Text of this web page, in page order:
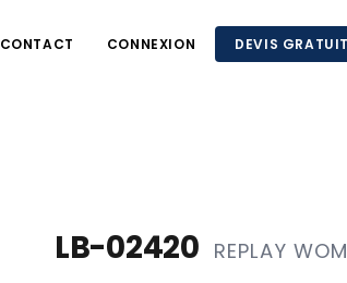
CONTACT CONNEXION DEVIS GRATUIT
LB-02420 REPLAY